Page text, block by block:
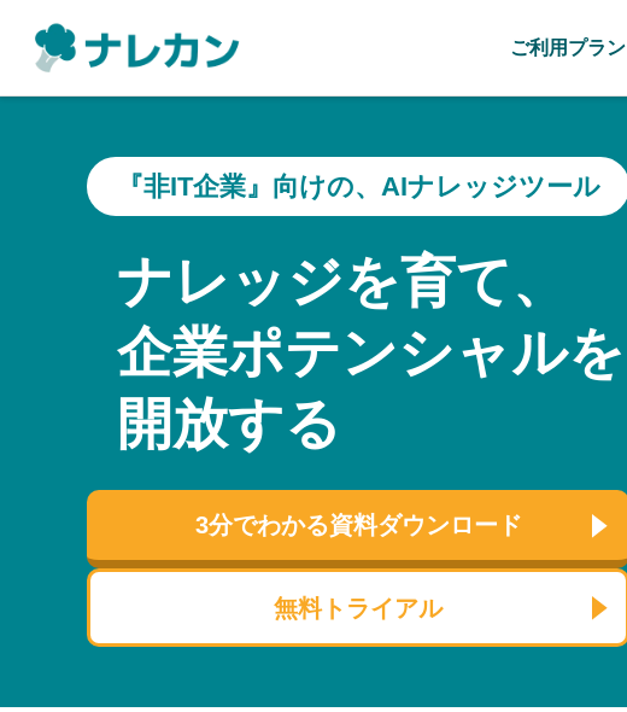
ご利用プラン
『非IT企業』向けの、AIナレッジツール
ナレッジを育て、
企業ポテンシャルを
開放する
3分でわかる資料ダウンロード
無料トライアル